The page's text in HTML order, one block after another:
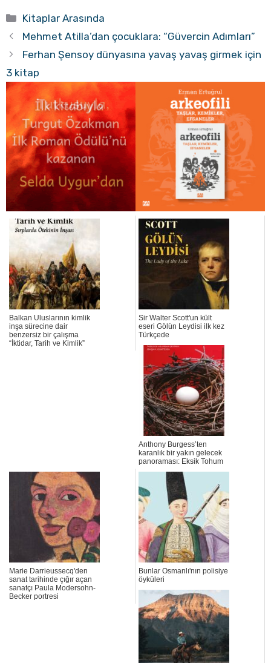
Kategoriler
Kitaplar Arasında
Mehmet Atilla’dan çocuklara: “Güvercin Adımları”
Ferhan Şensoy dünyasına yavaş yavaş girmek için
3 kitap
Balkan Uluslarının kimlik
inşa sürecine dair
benzersiz bir çalışma
“İktidar, Tarih ve Kimlik”
Sir Walter Scott'un kült
eseri Gölün Leydisi ilk kez
Türkçede
Anthony Burgess’ten
karanlık bir yakın gelecek
panoraması: Eksik Tohum
Marie Darrieussecq'den
sanat tarihinde çığır açan
sanatçı Paula Modersohn-
Becker portresi
Bunlar Osmanlı'nın polisiye
öyküleri